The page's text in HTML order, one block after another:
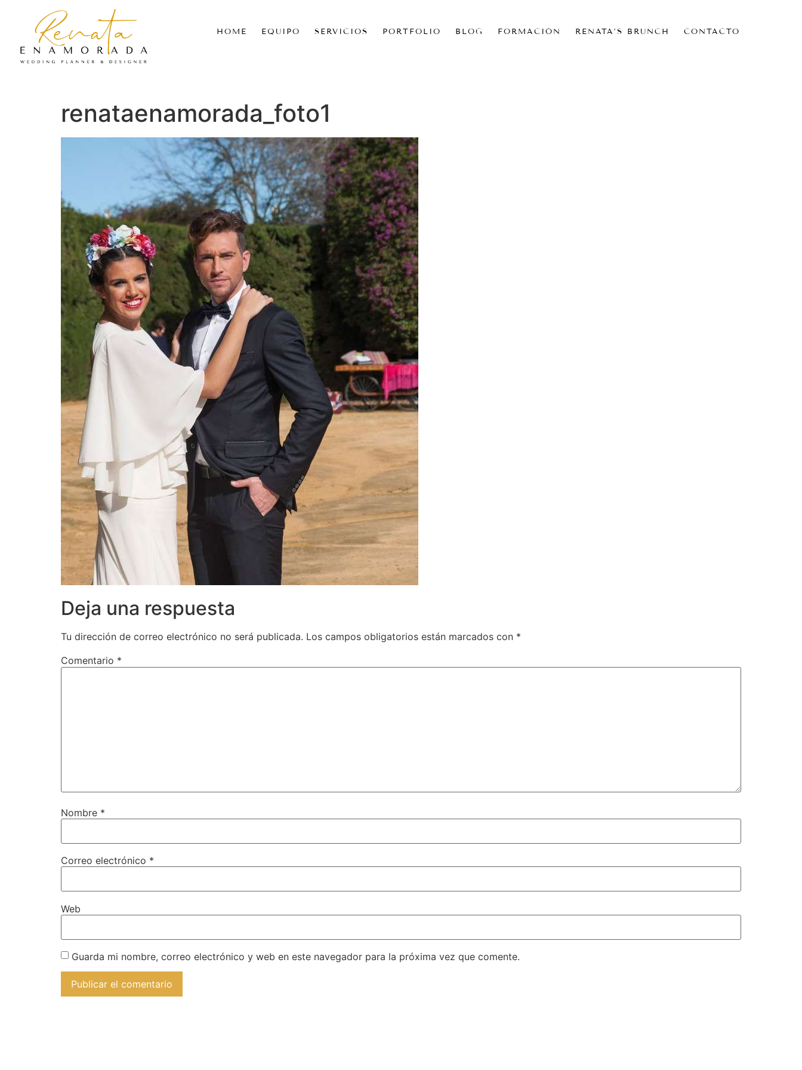
HOME EQUIPO SERVICIOS PORTFOLIO BLOG FORMACIÓN RENATA’S BRUNCH CONTACTO
renataenamorada_foto1
Deja una respuesta
Tu dirección de correo electrónico no será publicada. Los campos obligatorios están marcados con *
Comentario *
Nombre *
Correo electrónico *
Web
Guarda mi nombre, correo electrónico y web en este navegador para la próxima vez que comente.